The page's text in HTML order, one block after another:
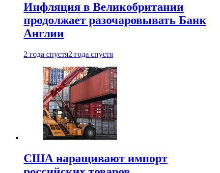
Инфляция в Великобритании
продолжает разочаровывать Банк
Англии
2 года спустя2 года спустя
США наращивают импорт